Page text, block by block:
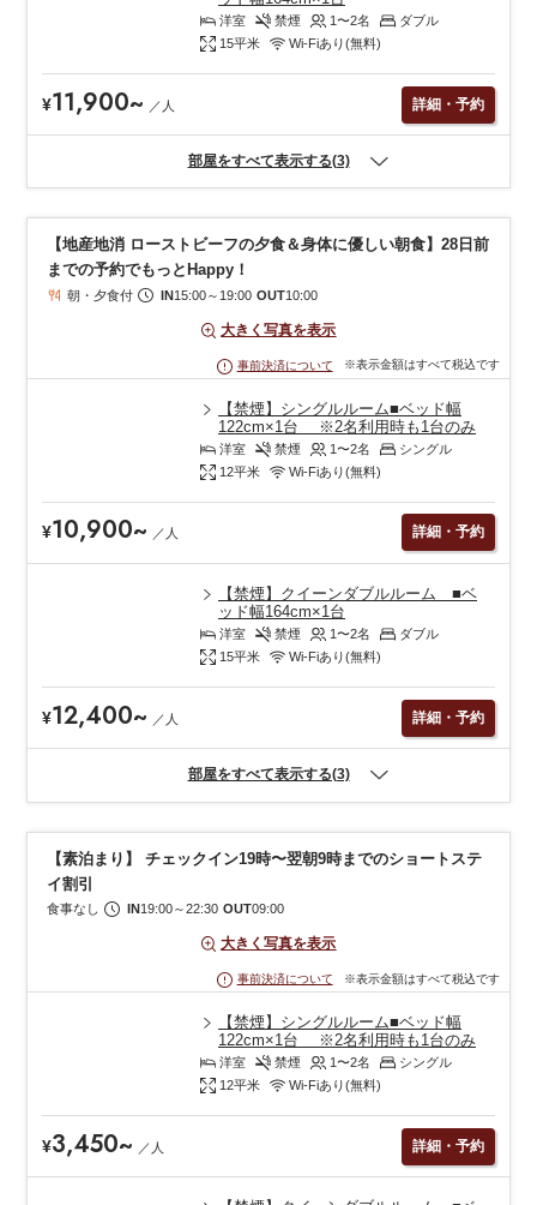
洋室 禁煙 1〜2名
ダブル
15平米 Wi-Fiあり(無料)
¥11,900~ ／ 人 詳細・予約
部屋をすべて表示する(3)
【地産地消 ローストビーフの夕食＆身体に優しい朝食】28日前
までの予約でもっとHappy！
朝・夕食付 IN15:00～ 19:00 OUT10:00
大きく写真を表示
事前決済について ※表示金額はすべて税込です
【禁煙】シングルルーム■ベッド幅
122cm×1台 ※2名利用時も1台のみ
洋室 禁煙 1〜2名
シングル
12平米 Wi-Fiあり(無料)
¥10,900~ ／ 人 詳細・予約
【禁煙】クイーンダブルルーム ■ベ
ッド幅164cm×1台
洋室 禁煙 1〜2名
ダブル
15平米 Wi-Fiあり(無料)
¥12,400~ ／ 人 詳細・予約
部屋をすべて表示する(3)
【素泊まり】 チェックイン19時〜翌朝9時までのショートステ
イ割引
食事なし IN19:00～22:30 OUT09:00
大きく写真を表示
事前決済について ※表示金額はすべて税込です
【禁煙】シングルルーム■ベッド幅
122cm×1台 ※2名利用時も1台のみ
洋室 禁煙 1〜2名
シングル
12平米 Wi-Fiあり(無料)
¥3,450~ ／ 人 詳細・予約